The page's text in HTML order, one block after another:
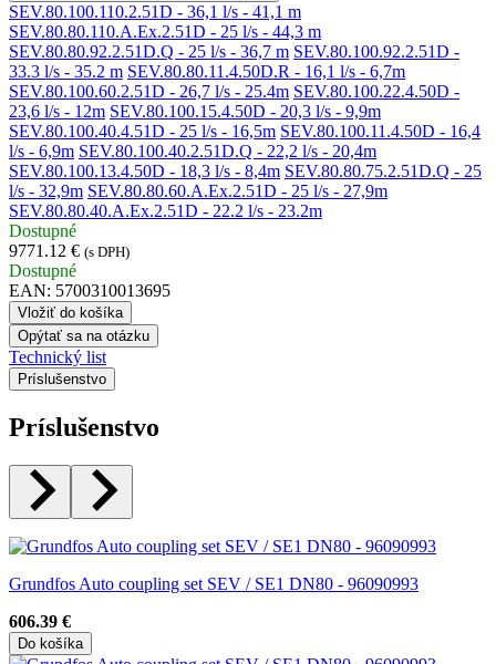
SEV.80.100.110.2.51D - 36,1 l/s - 41,1 m
SEV.80.80.110.A.Ex.2.51D - 25 l/s - 44,3 m
SEV.80.80.92.2.51D.Q - 25 l/s - 36,7 m SEV.80.100.92.2.51D -
33.3 l/s - 35.2 m SEV.80.80.11.4.50D.R - 16,1 l/s - 6,7m
SEV.80.100.60.2.51D - 26,7 l/s - 25.4m SEV.80.100.22.4.50D -
23,6 l/s - 12m SEV.80.100.15.4.50D - 20,3 l/s - 9,9m
SEV.80.100.40.4.51D - 25 l/s - 16,5m SEV.80.100.11.4.50D - 16,4
l/s - 6,9m SEV.80.100.40.2.51D.Q - 22,2 l/s - 20,4m
SEV.80.100.13.4.50D - 18,3 l/s - 8,4m SEV.80.80.75.2.51D.Q - 25
l/s - 32,9m SEV.80.80.60.A.Ex.2.51D - 25 l/s - 27,9m
SEV.80.80.40.A.Ex.2.51D - 22.2 l/s - 23.2m
Dostupné
9771.12 € (s DPH)
Dostupné
EAN: 5700310013695
Vložiť do košíka
Opýtať sa na otázku
Technický list
Príslušenstvo
Príslušenstvo
Grundfos Auto coupling set SEV / SE1 DN80 - 96090993
606.39 €
Do košíka